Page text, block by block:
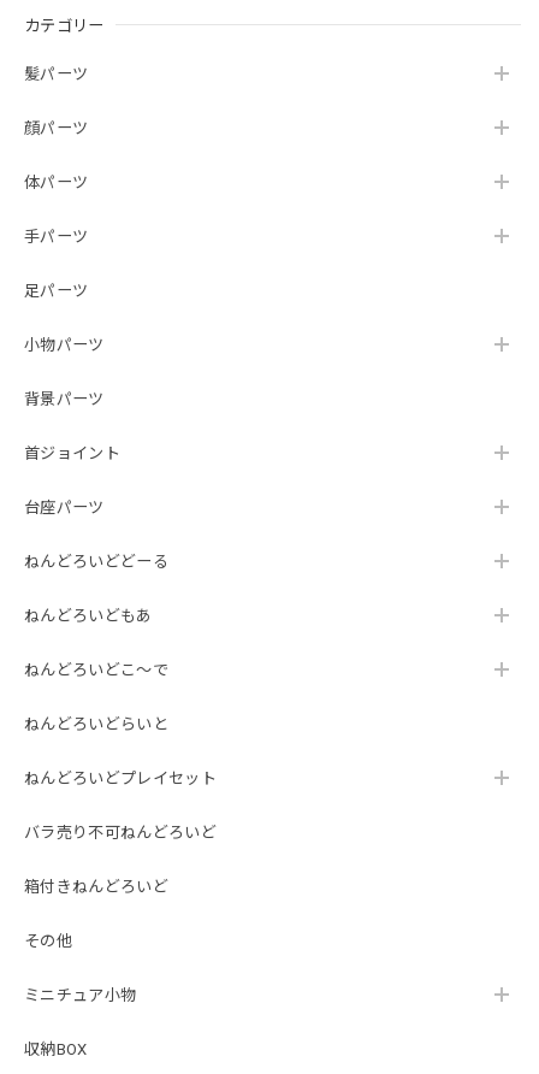
カテゴリー
髪パーツ
顔パーツ
体パーツ
手パーツ
足パーツ
小物パーツ
背景パーツ
首ジョイント
台座パーツ
ねんどろいどどーる
ねんどろいどもあ
ねんどろいどこ～で
ねんどろいどらいと
ねんどろいどプレイセット
バラ売り不可ねんどろいど
箱付きねんどろいど
その他
ミニチュア小物
収納BOX